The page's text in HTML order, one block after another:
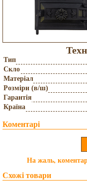
Тип
Скло
Матеріал
Розміри (в/ш)
Гарантія
Країна
Коментарі
На жаль,
Схожі товари